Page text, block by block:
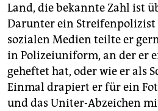
Land, die bekannte Zahl ist
Darunter ein Streifenpolizist
sozialen Medien teilte er
in Polizeiuniform, an der er
geheftet hat, oder wie er als
Einmal drapiert er für ein
und das Uniter-Abzeichen